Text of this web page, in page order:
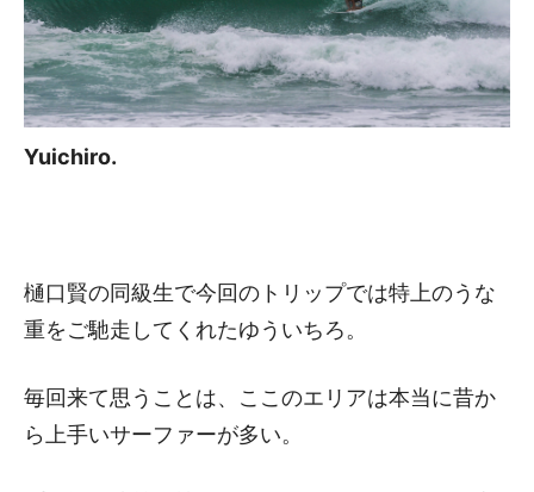
Yuichiro.
樋口賢の同級生で今回のトリップでは特上のうな
重をご馳走してくれたゆういちろ。
毎回来て思うことは、ここのエリアは本当に昔か
ら上手いサーファーが多い。